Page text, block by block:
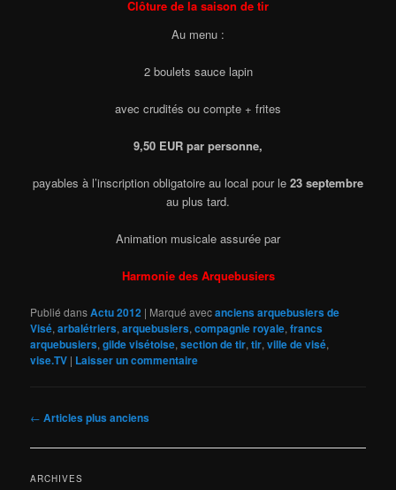
Clôture de la saison de tir
Au menu :
2 boulets sauce lapin
avec crudités ou compte + frites
9,50 EUR par personne,
payables à l’inscription obligatoire au local pour le 23 septembre
au plus tard.
Animation musicale assurée par
Harmonie des Arquebusiers
Publié dansActu 2012 | Marqué avecanciens arquebusiers de
Visé,arbalétriers,arquebusiers,compagnie royale,francs
arquebusiers,gilde visétoise,section de tir,tir,ville de visé,
vise.TV | Laisser un commentaire
Navigation
articles
← Articles plus anciens
ARCHIVES